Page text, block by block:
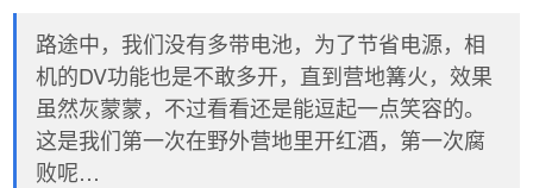
路途中，我们没有多带电池，为了节省电源，相
机的DV功能也是不敢多开，直到营地篝火，效果
虽然灰蒙蒙，不过看看还是能逗起一点笑容的。
这是我们第一次在野外营地里开红酒，第一次腐
败呢…